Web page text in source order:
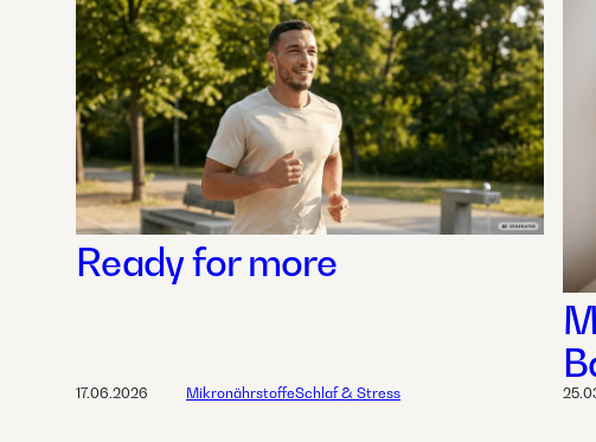
17.06.2026
Ready for more
MikronährstoffeSchlaf & Stress